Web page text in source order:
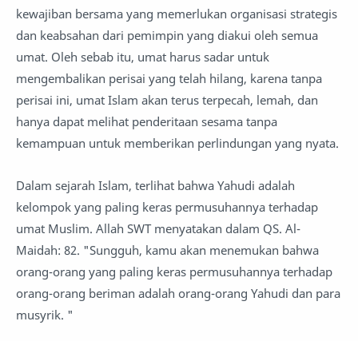
kewajiban bersama yang memerlukan organisasi strategis
dan keabsahan dari pemimpin yang diakui oleh semua
umat. Oleh sebab itu, umat harus sadar untuk
mengembalikan perisai yang telah hilang, karena tanpa
perisai ini, umat Islam akan terus terpecah, lemah, dan
hanya dapat melihat penderitaan sesama tanpa
kemampuan untuk memberikan perlindungan yang nyata.
Dalam sejarah Islam, terlihat bahwa Yahudi adalah
kelompok yang paling keras permusuhannya terhadap
umat Muslim. Allah SWT menyatakan dalam QS. Al-
Maidah: 82. "Sungguh, kamu akan menemukan bahwa
orang-orang yang paling keras permusuhannya terhadap
orang-orang beriman adalah orang-orang Yahudi dan para
musyrik. "